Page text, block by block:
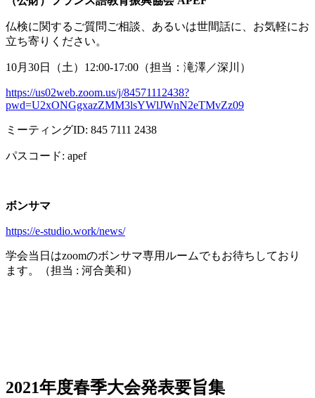
仏検に関するご質問ご相談、あるいは世間話に、お気軽にお
立ち寄りください。
10月 30日（土） 12:00-17:00 （担当：滝澤／深川）
https://us02web.zoom.us/j/84571112438?
pwd=U2xONGgxazZMM3lsYWlJWnN2eTMvZz09
ミーティングID: 845 7111 2438
パスコード: apef
ボンサマ
https://e-studio.work/news/
学会当日はzoomのボンサマ専用ルームでもお待ちしており
ます。（担当 : 河合美和）
2021年度春季大会発表要旨集